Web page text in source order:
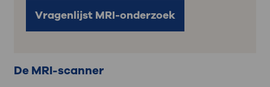
Vragenlijst MRI-onderzoek
De MRI-scanner